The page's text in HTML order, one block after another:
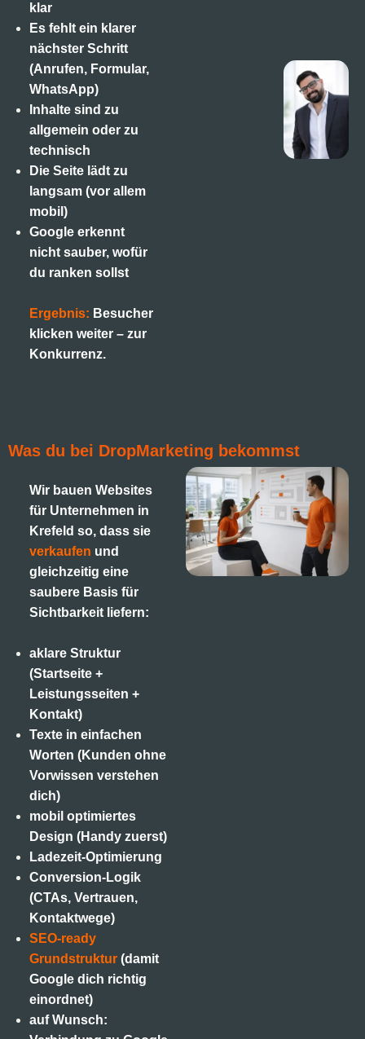
klar
Es fehlt ein klarer
nächster Schritt
(Anrufen, Formular,
WhatsApp)
Inhalte sind zu
allgemein oder zu
technisch
Die Seite lädt zu
langsam (vor allem
mobil)
Google erkennt
nicht sauber, wofür
du ranken sollst
Ergebnis: Besucher
klicken weiter – zur
Konkurrenz.
Was du bei DropMarketing bekommst
Wir bauen Websites
für Unternehmen in
Krefeld so, dass sie
verkaufen und
gleichzeitig eine
saubere Basis für
Sichtbarkeit liefern:
aklare Struktur
(Startseite +
Leistungsseiten +
Kontakt)
Texte in einfachen
Worten (Kunden ohne
Vorwissen verstehen
dich)
mobil optimiertes
Design (Handy zuerst)
Ladezeit-Optimierung
Conversion-Logik
(CTAs, Vertrauen,
Kontaktwege)
SEO-ready
Grundstruktur (damit
Google dich richtig
einordnet)
auf Wunsch: